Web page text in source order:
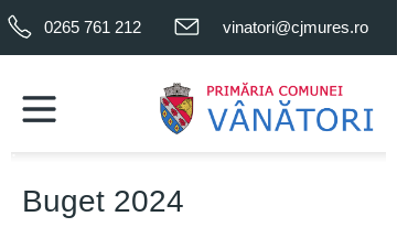
0265 761 212 vinatori@cjmures.ro
Buget 2024